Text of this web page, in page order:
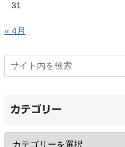
31
« 4月
カテゴリー